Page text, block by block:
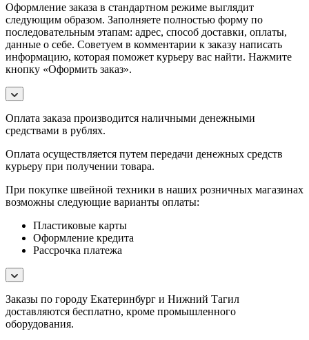
Оформление заказа в стандартном режиме выглядит
следующим образом. Заполняете полностью форму по
последовательным этапам: адрес, способ доставки, оплаты,
данные о себе. Советуем в комментарии к заказу написать
информацию, которая поможет курьеру вас найти. Нажмите
кнопку «Оформить заказ».
Оплата заказа производится наличными денежными
средствами в рублях.
Оплата осуществляется путем передачи денежных средств
курьеру при получении товара.
При покупке швейной техники в наших розничных магазинах
возможны следующие варианты оплаты:
Пластиковые карты
Оформление кредита
Рассрочка платежа
Заказы по городу Екатеринбург и Нижний Тагил
доставляются бесплатно, кроме промышленного
оборудования.